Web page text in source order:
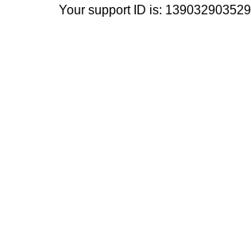
Your support ID is: